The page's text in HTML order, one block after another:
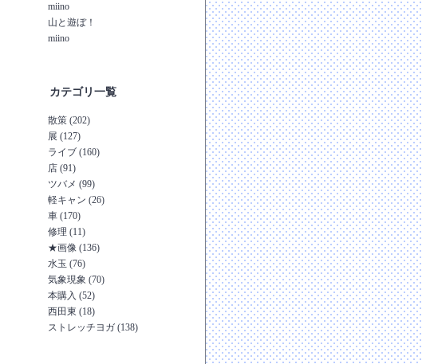
miino
山と遊ぼ！
miino
カテゴリ一覧
散策 (202)
展 (127)
ライブ (160)
店 (91)
ツバメ (99)
軽キャン (26)
車 (170)
修理 (11)
★画像 (136)
水玉 (76)
気象現象 (70)
本購入 (52)
西田東 (18)
ストレッチヨガ (138)